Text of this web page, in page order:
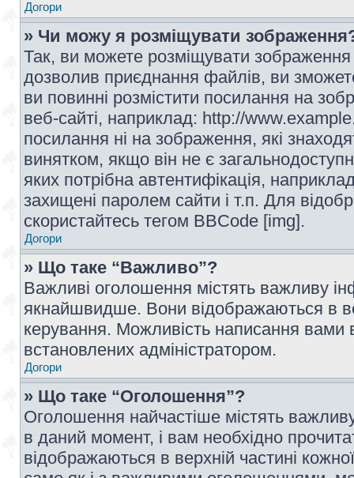
Догори
» Чи можу я розміщувати
Так, ви можете розміщувати
дозволив приєднання файлів, ви
ви повинні розмістити посилання на
веб-сайті, наприклад: http://
посилання ні на зображення, які
винятком, якщо він не є
яких потрібна автентифікація,
захищені паролем сайти і т.п. Для
скористайтесь тегом BBCode [img].
Догори
» Що таке “Важливо”?
Важливі оголошення містять важливу
якнайшвидше. Вони відображаються в
керування. Можливість написання
встановлених адміністратором.
Догори
» Що таке “Оголошення”?
Оголошення найчастіше містять
в даний момент, і вам необхідно
відображаються в верхній частині